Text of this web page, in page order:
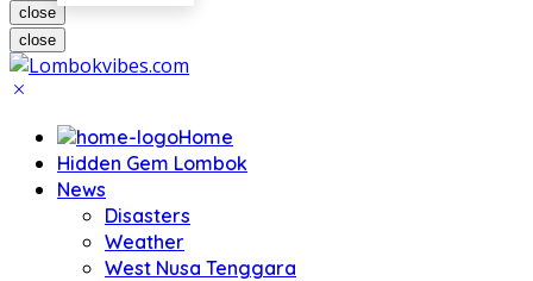
close
close
Home
Hidden Gem Lombok
News
Disasters
Weather
West Nusa Tenggara